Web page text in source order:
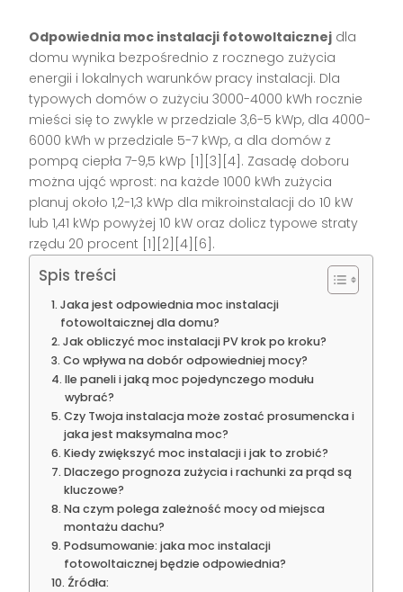
Odpowiednia moc instalacji fotowoltaicznej dla
domu wynika bezpośrednio z rocznego zużycia
energii i lokalnych warunków pracy instalacji. Dla
typowych domów o zużyciu 3000-4000 kWh rocznie
mieści się to zwykle w przedziale 3,6-5 kWp, dla 4000-
6000 kWh w przedziale 5-7 kWp, a dla domów z
pompą ciepła 7-9,5 kWp [1][3][4]. Zasadę doboru
można ująć wprost: na każde 1000 kWh zużycia
planuj około 1,2-1,3 kWp dla mikroinstalacji do 10 kW
lub 1,41 kWp powyżej 10 kW oraz dolicz typowe straty
rzędu 20 procent [1][2][4][6].
Spis treści
Jaka jest odpowiednia moc instalacji
fotowoltaicznej dla domu?
Jak obliczyć moc instalacji PV krok po kroku?
Co wpływa na dobór odpowiedniej mocy?
Ile paneli i jaką moc pojedynczego modułu
wybrać?
Czy Twoja instalacja może zostać prosumencka i
jaka jest maksymalna moc?
Kiedy zwiększyć moc instalacji i jak to zrobić?
Dlaczego prognoza zużycia i rachunki za prąd są
kluczowe?
Na czym polega zależność mocy od miejsca
montażu dachu?
Podsumowanie: jaka moc instalacji
fotowoltaicznej będzie odpowiednia?
Źródła: